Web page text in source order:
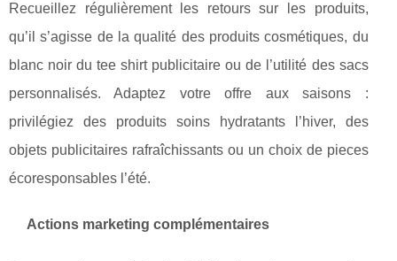
Recueillez régulièrement les retours sur les produits,
qu’il s’agisse de la qualité des produits cosmétiques, du
blanc noir du tee shirt publicitaire ou de l’utilité des sacs
personnalisés. Adaptez votre offre aux saisons :
privilégiez des produits soins hydratants l’hiver, des
objets publicitaires rafraîchissants ou un choix de pieces
écoresponsables l’été.
Actions marketing complémentaires